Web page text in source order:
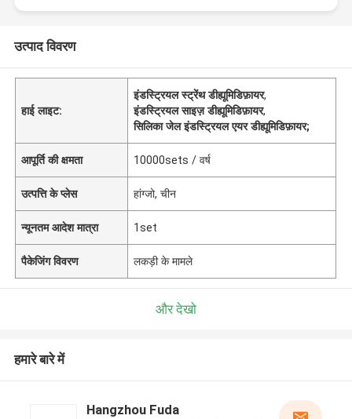
उत्पाद विवरण
हाई लाइट:
इंडस्ट्रियल स्ट्रेंथ डीह्यूमिडिफ़ायर,
इंडस्ट्रियल साइज़ डीह्यूमिडिफ़ायर,
सिलिका जेल इंडस्ट्रियल एयर डीह्यूमिडिफ़ायर;
आपूर्ति की क्षमता 10000sets / वर्ष
उत्पत्ति के प्लेस हांग्जो, चीन
न्यूनतम आदेश मात्रा 1set
पैकेजिंग विवरण लकड़ी के मामले
और देखो
हमारे बारे में
Hangzhou Fuda